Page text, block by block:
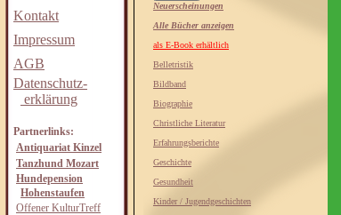
Kontakt
Impressum
AGB
Datenschutz-
erklärung
Partnerlinks:
Antiquariat Kinzel
Tanzhund Mozart
Hundepension
Hohenstaufen
Offener KulturTreff
Neuerscheinungen
Alle Bücher anzeigen
als E-Book erhältlich
Belletristik
Bildband
Biographie
Christliche Literatur
Erfahrungsberichte
Geschichte
Gesundheit
Kinder / Jugendgeschichten